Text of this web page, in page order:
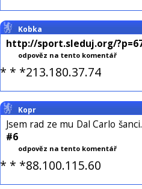
Kobka
http://sport.sleduj.org/
odpověz na tento komentář
* * *213.180.37.74
Kopr
Jsem rad ze mu Dal Carlo šanci.
#6
odpověz na tento komentář
* * *88.100.115.60